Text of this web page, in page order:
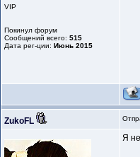
VIP
Покинул форум
Сообщений всего: 515
Дата рег-ции: Июнь 2015
ZukoFL
Я